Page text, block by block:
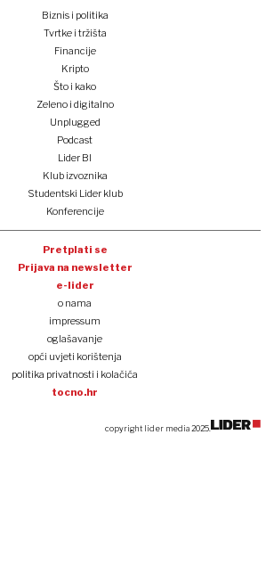
Biznis i politika
Tvrtke i tržišta
Financije
Kripto
Što i kako
Zeleno i digitalno
Unplugged
Podcast
Lider BI
Klub izvoznika
Studentski Lider klub
Konferencije
Pretplati se
Prijava na newsletter
e-lider
o nama
impressum
oglašavanje
opći uvjeti korištenja
politika privatnosti i kolačića
tocno.hr
copyright lider media 2025.